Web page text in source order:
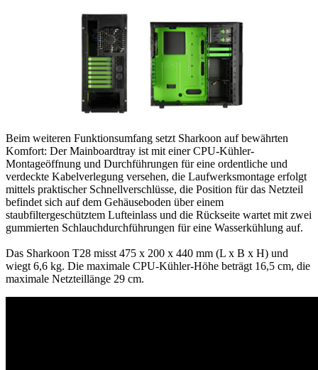
Beim weiteren Funktionsumfang setzt Sharkoon auf bewährten
Komfort: Der Mainboardtray ist mit einer CPU-Kühler-
Montageöffnung und Durchführungen für eine ordentliche und
verdeckte Kabelverlegung versehen, die Laufwerksmontage erfolgt
mittels praktischer Schnellverschlüsse, die Position für das Netzteil
befindet sich auf dem Gehäuseboden über einem
staubfiltergeschütztem Lufteinlass und die Rückseite wartet mit zwei
gummierten Schlauchdurchführungen für eine Wasserkühlung auf.
Das Sharkoon T28 misst 475 x 200 x 440 mm (L x B x H) und
wiegt 6,6 kg. Die maximale CPU-Kühler-Höhe beträgt 16,5 cm, die
maximale Netzteillänge 29 cm.